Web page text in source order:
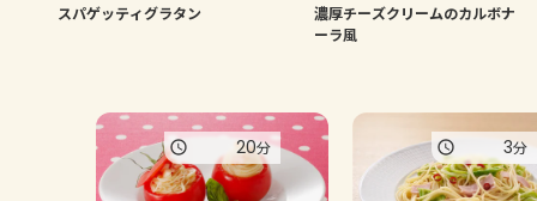
スパゲッティグラタン
濃厚チーズクリームのカルボナ
ーラ風
20分 3分